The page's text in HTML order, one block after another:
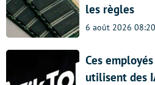
les règles
6 août 2026 08:20
Ces
utilisent des